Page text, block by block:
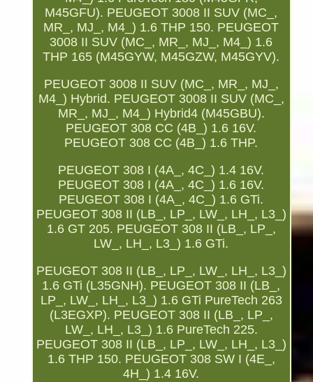
M45GFU). PEUGEOT 3008 II SUV (MC_,
MR_, MJ_, M4_) 1.6 THP 150. PEUGEOT
3008 II SUV (MC_, MR_, MJ_, M4_) 1.6
THP 165 (M45GYW, M45GZW, M45GYV).
PEUGEOT 3008 II SUV (MC_, MR_, MJ_,
M4_) Hybrid. PEUGEOT 3008 II SUV (MC_,
MR_, MJ_, M4_) Hybrid4 (M45GBU).
PEUGEOT 308 CC (4B_) 1.6 16V.
PEUGEOT 308 CC (4B_) 1.6 THP.
PEUGEOT 308 I (4A_, 4C_) 1.4 16V.
PEUGEOT 308 I (4A_, 4C_) 1.6 16V.
PEUGEOT 308 I (4A_, 4C_) 1.6 GTi.
PEUGEOT 308 II (LB_, LP_, LW_, LH_, L3_)
1.6 GT 205. PEUGEOT 308 II (LB_, LP_,
LW_, LH_, L3_) 1.6 GTi.
PEUGEOT 308 II (LB_, LP_, LW_, LH_, L3_)
1.6 GTi (L35GNH). PEUGEOT 308 II (LB_,
LP_, LW_, LH_, L3_) 1.6 GTi PureTech 263
(L3EGXP). PEUGEOT 308 II (LB_, LP_,
LW_, LH_, L3_) 1.6 PureTech 225.
PEUGEOT 308 II (LB_, LP_, LW_, LH_, L3_)
1.6 THP 150. PEUGEOT 308 SW I (4E_,
4H_) 1.4 16V.